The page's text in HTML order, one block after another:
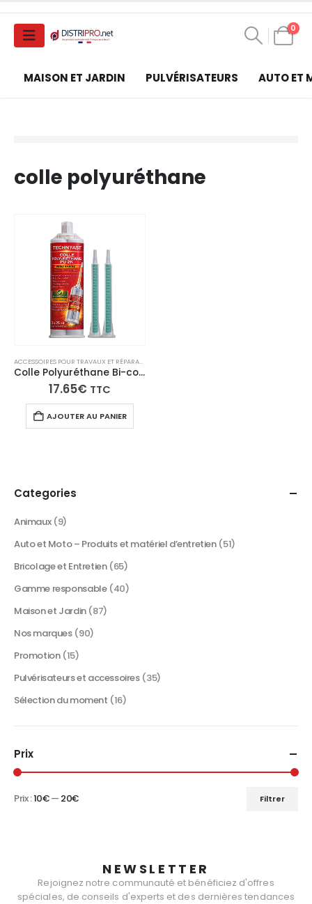
0
MAISON ET JARDIN PULVÉRISATEURS AUTO ET
colle polyuréthane
Colle Polyuréthane Bi-composants PU 2K – Haute résistance multi-supports – 50 ml
17.65€ TTC
AJOUTER AU PANIER
Categories
Animaux (9)
Auto et Moto – Produits et matériel d’entretien (51)
Bricolage et Entretien (65)
Gamme responsable (40)
Maison et Jardin (87)
Nos marques (90)
Promotion (15)
Pulvérisateurs et accessoires (35)
Sélection du moment (16)
Prix
Filtrer
Prix :10€— 20€
NEWSLETTER
Rejoignez notre communauté et bénéficiez d'offres
spéciales, de conseils d'experts et des dernières tendances